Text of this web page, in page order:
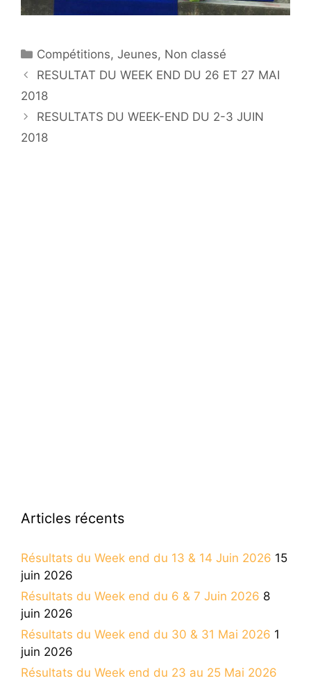
Catégories
Compétitions,Jeunes, Non classé
RESULTAT DU WEEK END DU 26 ET 27 MAI
2018
RESULTATS DU WEEK-END DU 2-3 JUIN
2018
Articles récents
Résultats du Week end du 13 & 14 Juin 2026 15
juin 2026
Résultats du Week end du 6 & 7 Juin 2026 8
juin 2026
Résultats du Week end du 30 & 31 Mai 2026 1
juin 2026
Résultats du Week end du 23 au 25 Mai 2026